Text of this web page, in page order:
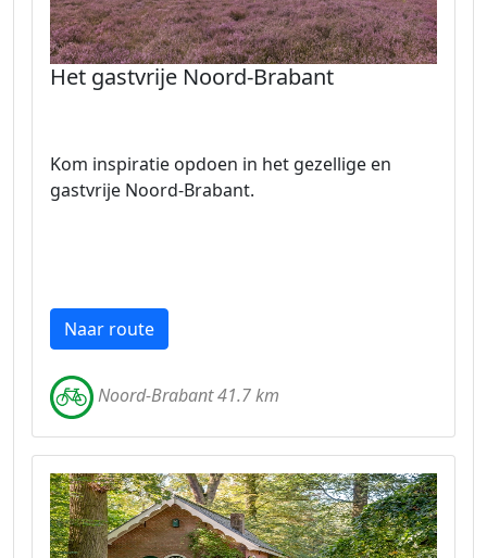
Het gastvrije Noord-Brabant
Kom inspiratie opdoen in het gezellige en
gastvrije Noord-Brabant.
Naar route
Noord-Brabant 41.7 km